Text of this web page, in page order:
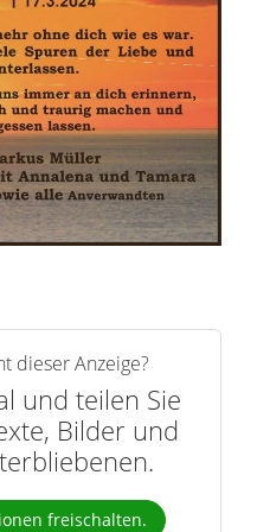
dieser Anzeige?
und teilen Sie
Bilder und
freischalten.